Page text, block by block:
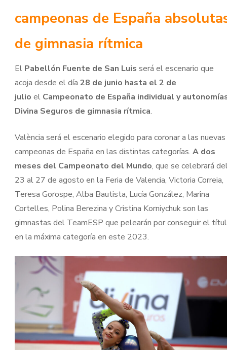
campeonas de España
de gimnasia rítmica
El Pabellón Fuente de San Luis será el escenario que
acoja desde el día 28 de junio hasta el 2 de
julio el Campeonato de España individual y
Divina Seguros de gimnasia rítmica.
València será el escenario elegido para coronar a las nuevas
campeonas de España en las distintas categorías. A dos
meses del Campeonato del Mundo, que se celebrará
23 al 27 de agosto en la Feria de Valencia, Victoria Correia,
Teresa Gorospe, Alba Bautista, Lucía González, Marina
Cortelles, Polina Berezina y Cristina Korniychuk son las
gimnastas del TeamESP que pelearán por conseguir el
en la máxima categoría en este 2023.